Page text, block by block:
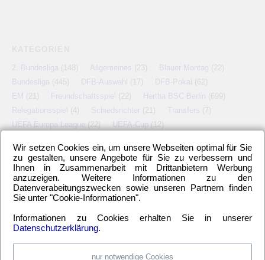
2. Bundesliga (148) Allgemeines (23) Blauer Montag (22)
Bundesliga (445) DFB-Auswahl (17) DFB-Pokal (62)
EM
(21) Freundschaftsspiel (22) Hertha BSC Berlin (699)
Relegationsspiel (4) Schiedsrichter (21) Transfers (7)
UEFA Europa League (22) UEFA-Cup (12)
Anmelden Eintrags-Feed Kommentar-Feed WordPress.org
Wir setzen Cookies ein, um unsere Webseiten optimal für Sie
zu gestalten, unsere Angebote für Sie zu verbessern und
Ihnen in Zusammenarbeit mit Drittanbietern Werbung
anzuzeigen. Weitere Informationen zu den
Datenverabeitungszwecken sowie unseren Partnern finden
Sie unter "Cookie-Informationen".
Informationen zu Cookies erhalten Sie in unserer
Datenschutzerklärung.
nur notwendige Cookies